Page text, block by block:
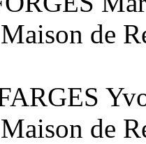
de
de